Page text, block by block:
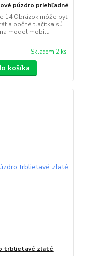
púzdro priehľadné
14 Obrázok môže byť
a bočné tlačítka sú
model mobilu
Skladom 2 ks
košíka
trblietavé zlaté